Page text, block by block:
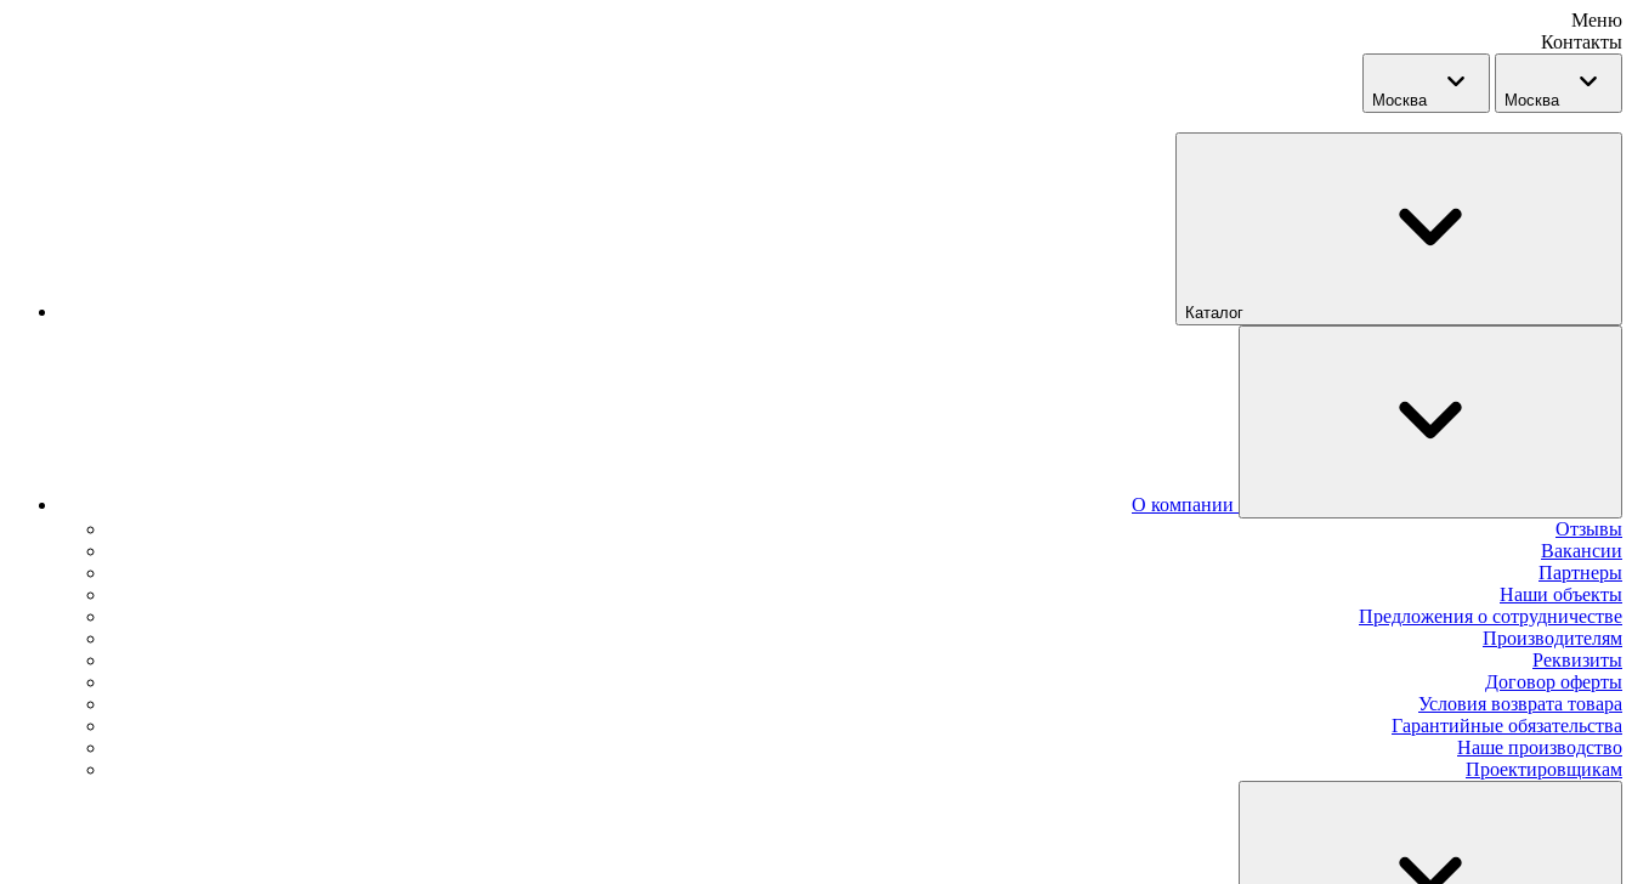
Меню
Контакты
Москва Москва
Каталог
О компании
Отзывы
Вакансии
Партнеры
Наши объекты
Предложения о сотрудничестве
Производителям
Реквизиты
Договор оферты
Условия возврата товара
Гарантийные обязательства
Наше производство
Проектировщикам